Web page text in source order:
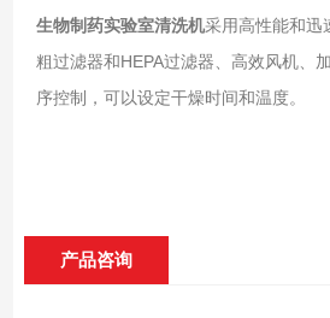
生物制药实验室清洗机采用高性能和迅
粗过滤器和HEPA过滤器、高效风机、
序控制，可以设定干燥时间和温度。
产品咨询